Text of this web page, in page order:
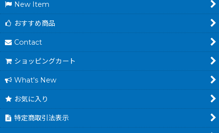
New Item
おすすめ商品
Contact
ショッピングカート
What's New
お気に入り
特定商取引法表示